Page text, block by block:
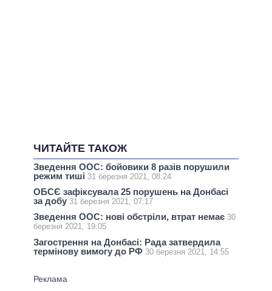
ЧИТАЙТЕ ТАКОЖ
Зведення ООС: бойовики 8 разів порушили
режим тиші 31 березня 2021, 08:24
ОБСЄ зафіксувала 25 порушень на Донбасі
за добу 31 березня 2021, 07:17
Зведення ООС: нові обстріли, втрат немає 30
березня 2021, 19:05
Загострення на Донбасі: Рада затвердила
термінову вимогу до РФ 30 березня 2021, 14:55